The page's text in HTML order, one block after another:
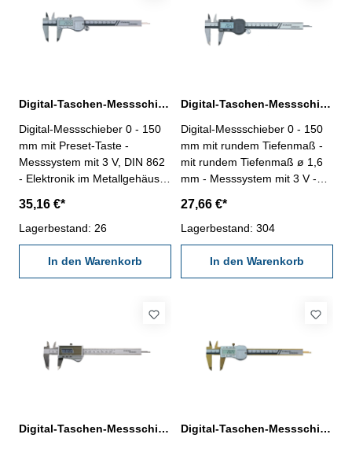
5- verwendbar mit oder ohne
Antriebsrolle (Passstück im
Digital-Taschen-Messschieber 0 - 150 mm mit Preset-Taste
Digital-Messschieber 0 - 150
mm mit Preset-Taste -
Messsystem mit 3 V, DIN 862
- Elektronik im Metallgehäuse
Glasschiene für genauere
Abtastung - aus rostfreiem
Stahl, gehärtet - 4-fach
Messung - mit Ein/Aus-,
Set/Preset-Taste ,
verwendbar mit oder ohne
Antriebsrolle (Passstück im
35,16 €*
Lagerbestand: 26
In den Warenkorb
Digital-Taschen-Messschieber 0 - 150 mm mit rundem Tiefenmaß 3V DIN 862
Digital-Messschieber 0 - 150
mm mit rundem Tiefenmaß -
mit rundem Tiefenmaß ø 1,6
mm - Messsystem mit 3 V -
genauere Abtastung - aus
rostfreiem Stahl, gehärtet - 4-
fach Messung - mit Ein/Aus-,
Null-, Unit- und Hold-Taste
(mit der Hold-Taste kann das
5- verwendbar mit oder ohne
Antriebsrolle (Passstück im
27,66 €*
Lagerbestand: 304
In den Warenkorb
Digital-Taschen-Messschieber 0 - 150 mm mit Solarzelle
Digital-Taschen-Messschieber 0 - 150 mm TIN-beschichtet DIN 862